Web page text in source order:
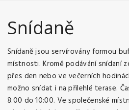
Snídaně
Snídaně jsou servírovány formou
místnosti. Kromě podávání snídaní
přes den nebo ve večerních
možno snídat i na přilehlé terase.
8:00 do 10:00. Ve společenské